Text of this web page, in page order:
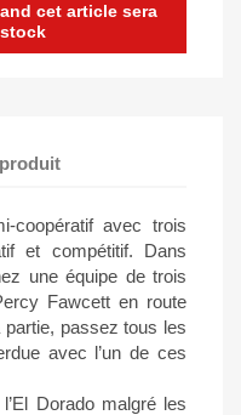
cet article sera
coopératif avec trois
et compétitif. Dans
une équipe de trois
Fawcett en route
passez tous les
avec l’un de ces
Dorado malgré les